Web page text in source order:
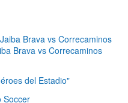
Brava vs Correcaminos
del Estadio"